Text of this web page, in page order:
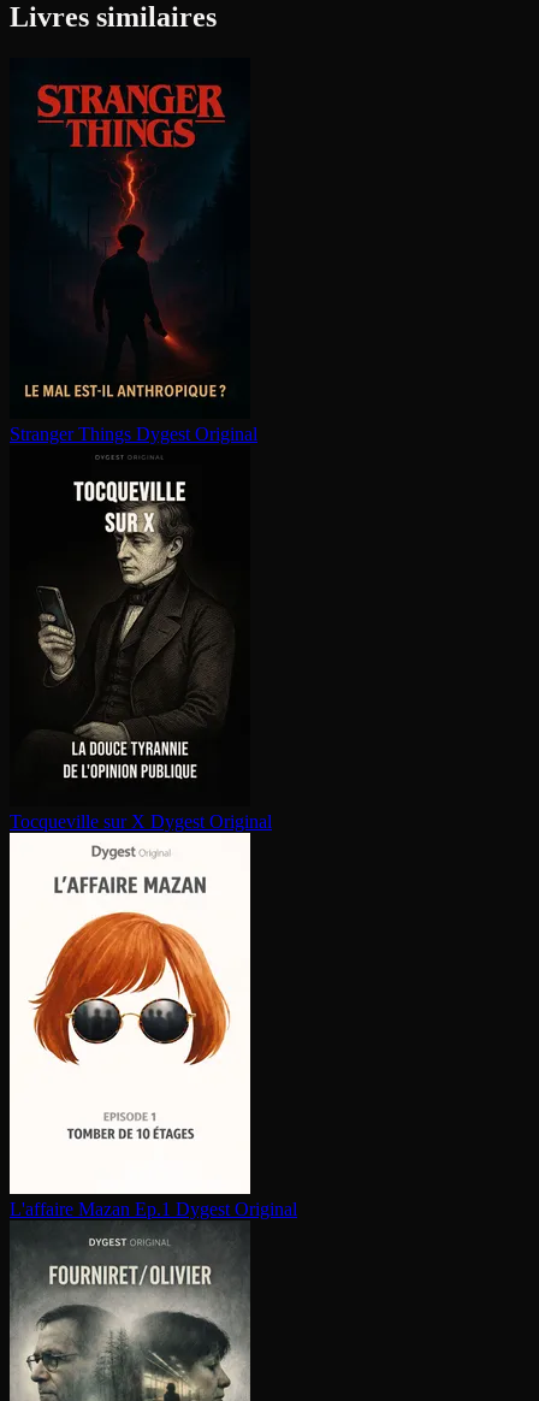
Livres similaires
Stranger Things Dygest Original
Tocqueville sur X Dygest Original
L'affaire Mazan Ep.1 Dygest Original